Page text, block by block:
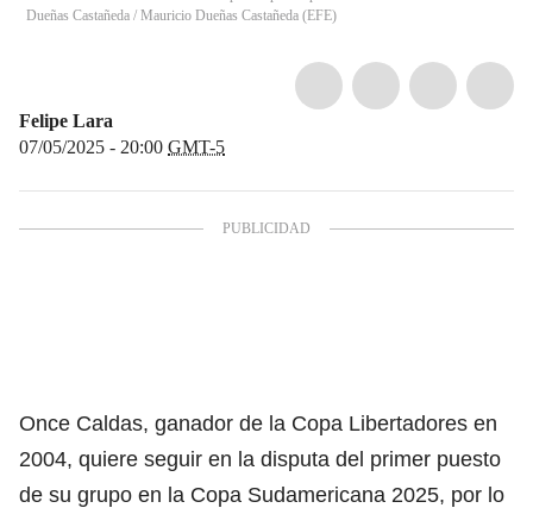
Dueñas Castañeda / Mauricio Dueñas Castañeda (EFE)
Felipe Lara
07/05/2025 - 20:00 GMT-5
Once Caldas, ganador de la Copa Libertadores en
2004, quiere seguir en la disputa del primer puesto
de su grupo en la Copa Sudamericana 2025, por lo